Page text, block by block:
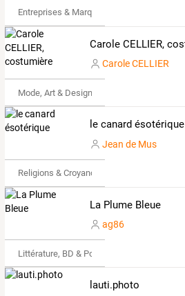
Entreprises & Marques
Carole CELLIER
Mode, Art & Design
le canard ésotérique
Jean de Mus
Religions & Croyances
La Plume Bleue
ag86
Littérature, BD & Poésie
lauti.photo